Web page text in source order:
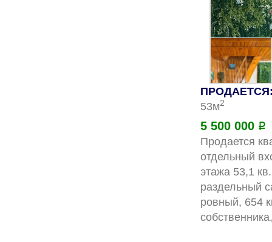
ПРОДАЕТСЯ:
53м2
5 500 000 Р
Продается
отдельный
этажа 53,1
раздельный
ровный, 654